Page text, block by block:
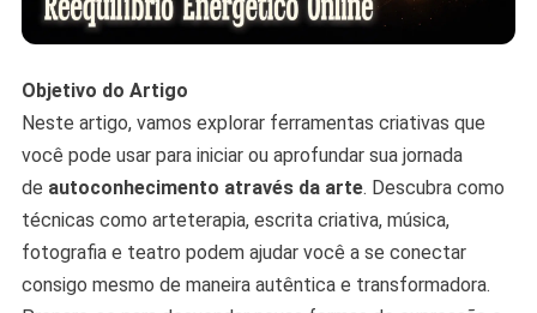
Objetivo do Artigo
Neste artigo, vamos explorar ferramentas criativas que
você pode usar para iniciar ou aprofundar sua jornada
de autoconhecimento através da arte. Descubra como
técnicas como arteterapia, escrita criativa, música,
fotografia e teatro podem ajudar você a se conectar
consigo mesmo de maneira autêntica e transformadora.